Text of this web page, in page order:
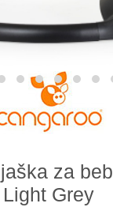
za
Light Grey